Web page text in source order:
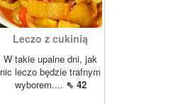
Leczo z cukinią
W takie upalne dni, jak
nic leczo będzie trafnym
wyborem.... ⇖ 42